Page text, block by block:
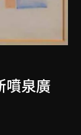
噴泉廣